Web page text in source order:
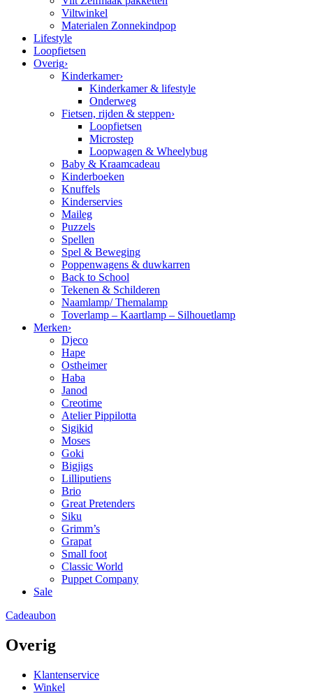
Viltwinkel
Materialen Zonnekindpop
Lifestyle
Loopfietsen
Overig›
Kinderkamer›
Kinderkamer & lifestyle
Onderweg
Fietsen, rijden & steppen›
Loopfietsen
Microstep
Loopwagen & Wheelybug
Baby & Kraamcadeau
Kinderboeken
Knuffels
Kinderservies
Maileg
Puzzels
Spellen
Spel & Beweging
Poppenwagens & duwkarren
Back to School
Tekenen & Schilderen
Naamlamp/ Themalamp
Toverlamp – Kaartlamp – Silhouetlamp
Merken›
Djeco
Hape
Ostheimer
Haba
Janod
Creotime
Atelier Pippilotta
Sigikid
Moses
Goki
Bigjigs
Lilliputiens
Brio
Great Pretenders
Siku
Grimm’s
Grapat
Small foot
Classic World
Puppet Company
Sale
Cadeaubon
Overig
Klantenservice
Winkel